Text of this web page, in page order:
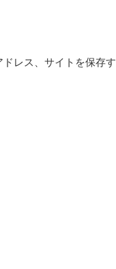
レス、サイトを保存す